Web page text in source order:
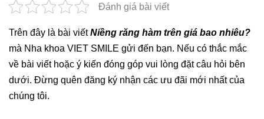
Đánh giá bài viết
Trên đây là bài viếtNiềng răng hàm trên giá bao nhiêu?
mà Nha khoa VIET SMILE gửi đến bạn. Nếu có thắc mắc
về bài viết hoặc ý kiến đóng góp vui lòng đặt câu hỏi bên
dưới. Đừng quên đăng ký nhận các ưu đãi mới nhất của
chúng tôi.